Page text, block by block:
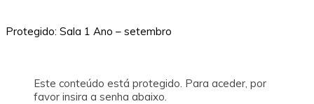
Protegido: Sala 1 Ano – setembro
Este conteúdo está protegido. Para aceder, por
favor insira a senha abaixo.